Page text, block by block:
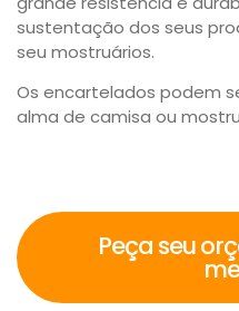
sustentação dos seus
seu mostruários.
Os encartelados podem
alma de camisa ou
Peça seu